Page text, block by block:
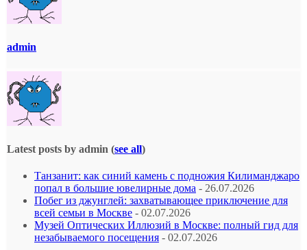
admin
Latest posts by admin (see all)
Танзанит: как синий камень с подножия Килиманджаро
попал в большие ювелирные дома - 26.07.2026
Побег из джунглей: захватывающее приключение для
всей семьи в Москве - 02.07.2026
Музей Оптических Иллюзий в Москве: полный гид для
незабываемого посещения - 02.07.2026